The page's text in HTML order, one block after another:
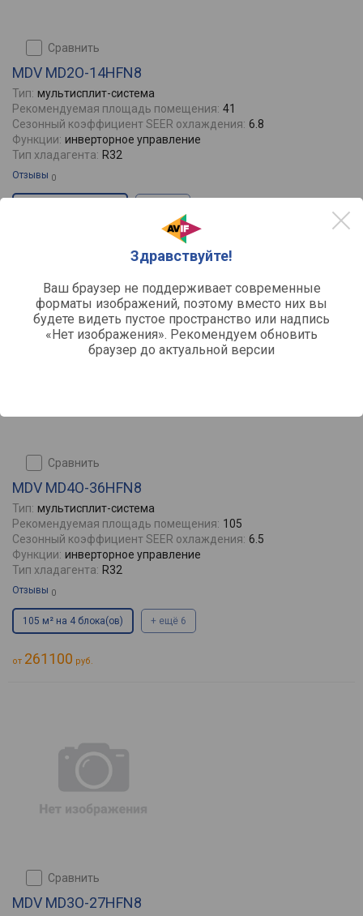
Здравствуйте!
Ваш браузер не поддерживает современные
форматы изображений, поэтому вместо них вы
будете видеть пустое пространство или надпись
«Нет изображения». Рекомендуем обновить
браузер до актуальной версии
сравнить
MDV MD2O-14HFN8
Тип: мультисплит-система
Рекомендуемая площадь помещения: 41
Сезонный коэффициент SEER охлаждения: 6.8
Функции: инверторное управление
Тип хладагента: R32
Отзывы 0
сравнить
MDV MD4O-36HFN8
Тип: мультисплит-система
Рекомендуемая площадь помещения: 105
Сезонный коэффициент SEER охлаждения: 6.5
Функции: инверторное управление
Тип хладагента: R32
Отзывы 0
105 м² на 4 блока(ов) + ещё 6
от 261100 руб.
сравнить
MDV MD3O-27HFN8